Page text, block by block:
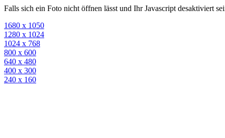
Falls sich ein Foto nicht öffnen lässt und Ihr Javascript desaktiviert
1680 x 1050
1280 x 1024
1024 x 768
800 x 600
640 x 480
400 x 300
240 x 160